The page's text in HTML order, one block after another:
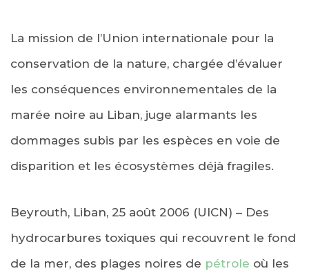
La mission de l’Union internationale pour la
conservation de la nature, chargée d’évaluer
les conséquences environnementales de la
marée noire au Liban, juge alarmants les
dommages subis par les espèces en voie de
disparition et les écosystèmes déjà fragiles.
Beyrouth, Liban, 25 août 2006 (UICN) – Des
hydrocarbures toxiques qui recouvrent le fond
de la mer, des plages noires de pétrole où les